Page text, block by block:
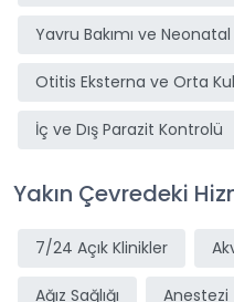
Yavru Bakımı ve
Otitis Eksterna ve Orta
İç ve Dış Parazit Kontrolü
Yakın Çevredeki
7/24 Açık Klinikler
Ağız Sağlığı Anestezi